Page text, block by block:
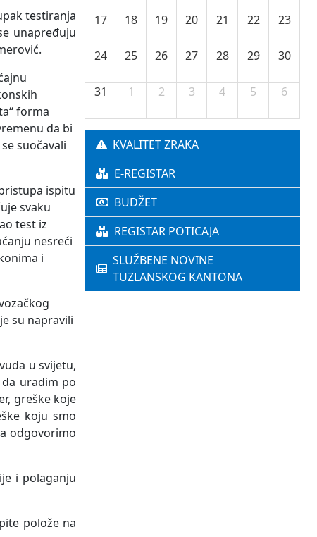
testiranja
unapređuju
forma
da bi
suočavali
ispitu
svaku
test iz
nesreći
i
su napravili
u svijetu,
uradim po
greške koje
koju smo
odgovorimo
i polaganju
polože na
17 18 19 20 21 22 23
24 25 26 27 28 29 30
31 1 2 3 4 5 6
KVALITET ZRAKA
E-REGISTAR
BUDŽET
REGISTAR POTICAJA
SLUŽBENE NOVINE
TUZLANSKOG KANTONA